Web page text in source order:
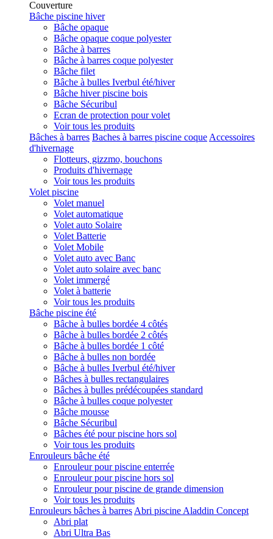
Couverture
Bâche piscine hiver
Bâche opaque
Bâche opaque coque polyester
Bâche à barres
Bâche à barres coque polyester
Bâche filet
Bâche à bulles Iverbul été/hiver
Bâche hiver piscine bois
Bâche Sécuribul
Ecran de protection pour volet
Voir tous les produits
Bâches à barres Baches à barres piscine coque Accessoires
d'hivernage
Flotteurs, gizzmo, bouchons
Produits d'hivernage
Voir tous les produits
Volet piscine
Volet manuel
Volet automatique
Volet auto Solaire
Volet Batterie
Volet Mobile
Volet auto avec Banc
Volet auto solaire avec banc
Volet immergé
Volet à batterie
Voir tous les produits
Bâche piscine été
Bâche à bulles bordée 4 côtés
Bâche à bulles bordée 2 côtés
Bâche à bulles bordée 1 côté
Bâche à bulles non bordée
Bâche à bulles Iverbul été/hiver
Bâches à bulles rectangulaires
Bâches à bulles prédécoupées standard
Bâche à bulles coque polyester
Bâche mousse
Bâche Sécuribul
Bâches été pour piscine hors sol
Voir tous les produits
Enrouleurs bâche été
Enrouleur pour piscine enterrée
Enrouleur pour piscine hors sol
Enrouleur pour piscine de grande dimension
Voir tous les produits
Enrouleurs bâches à barres Abri piscine Aladdin Concept
Abri plat
Abri Ultra Bas